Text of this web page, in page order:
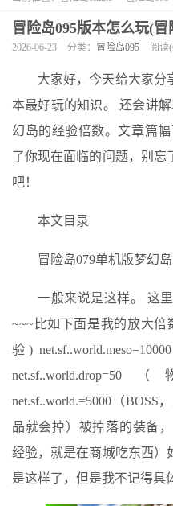
冒险岛095版本怎么玩(冒
2026-06-23 分类： 冒险岛095 阅读
大家好，今天给大家分
本最好玩的知识。 还会讲
幻岛的经验倍数。文章篇
了你现在面临的问题，别忘
吧！
本文目录
冒险岛079单机版梦幻
一般来说是这样。 这
~~~比如下面是我的放大倍
验)
net.sf..world.=5000（
品就会掉）被掉落的装备
经验，就是在商城吃东西）
是这样了，但是我不记得具